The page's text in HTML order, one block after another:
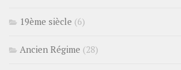
19ème siècle (6)
Ancien Régime (28)